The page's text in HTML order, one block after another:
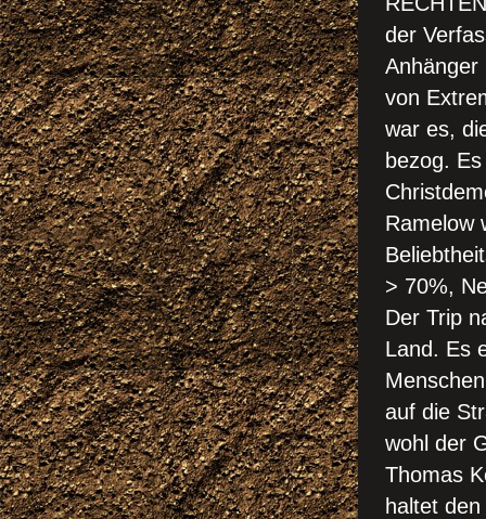
der
Anhänger
von
war es,
bezog.
Ramelow
> 70%,
Der Trip
Land. Es
auf die
wohl der
Thomas
haltet